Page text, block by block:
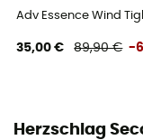
Adv Essence Wind
35,00 € 89,90 € -
Herzschlag